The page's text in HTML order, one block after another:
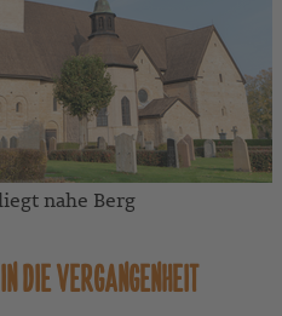
nahe Berg
DIE VERGANGENHEIT